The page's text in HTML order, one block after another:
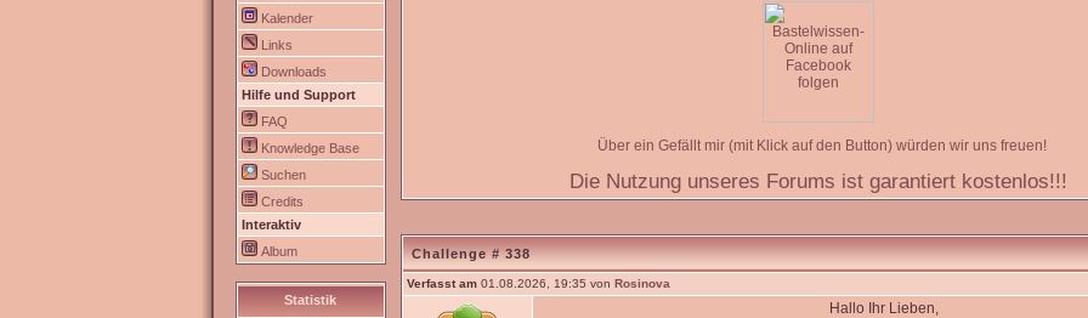
Kalender
Links
Downloads
Hilfe und Support
FAQ
Knowledge Base
Suchen
Credits
Interaktiv
Album
Statistik
Über ein Gefällt mir (mit Klick auf den Button) würden wir uns freuen!
Die Nutzung unseres Forums ist garantiert kostenlos!!!
Challenge # 338
Verfasst am01.08.2026, 19:35 von Rosinova
Hallo Ihr Lieben,